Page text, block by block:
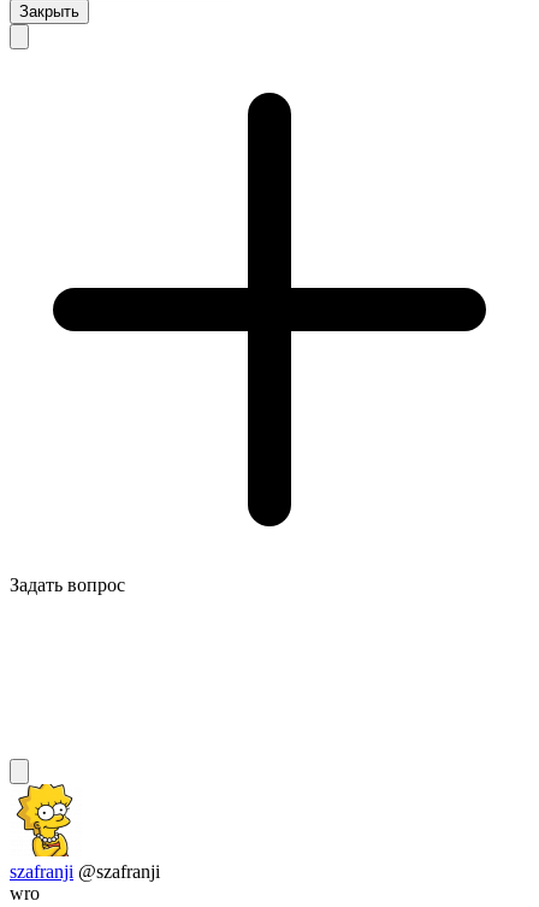
Закрыть
Задать вопрос
szafranji @szafranji
wro